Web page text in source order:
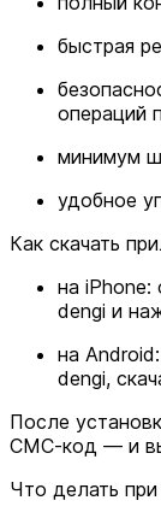
быстрая
операций
минимум
удобное
Как скачать
на iPhone:
dengi и
на
dengi,
После
СМС-код — и вы
Что делать